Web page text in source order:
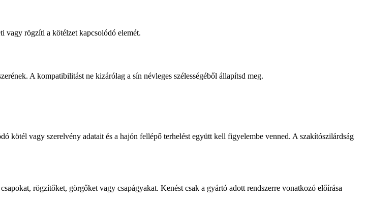
vagy rögzíti a kötélzet kapcsolódó elemét.
A kompatibilitást ne kizárólag a sín névleges szélességéből állapítsd meg.
kötél vagy szerelvény adatait és a hajón fellépő terhelést együtt kell figyelembe venned. A szakítószilárdság
rögzítőket, görgőket vagy csapágyakat. Kenést csak a gyártó adott rendszerre vonatkozó előírása